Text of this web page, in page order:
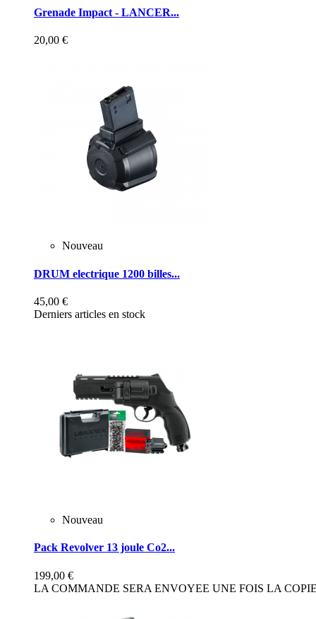
Grenade Impact - LANCER...
20,00 €
Nouveau
DRUM electrique 1200 billes...
45,00 €
Derniers articles en stock
Nouveau
Pack Revolver 13 joule Co2...
199,00 €
LA COMMANDE SERA ENVOYEE UNE FOIS LA